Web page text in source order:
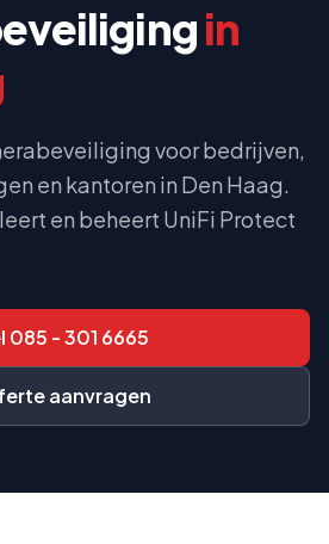
in
voor bedrijven,
en kantoren in Den Haag.
en beheert UniFi Protect
085 - 301 6665
aanvragen